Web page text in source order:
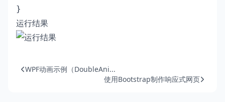
}
运行结果
WPF动画示例（DoubleAni...
使用Bootstrap制作响应式网页